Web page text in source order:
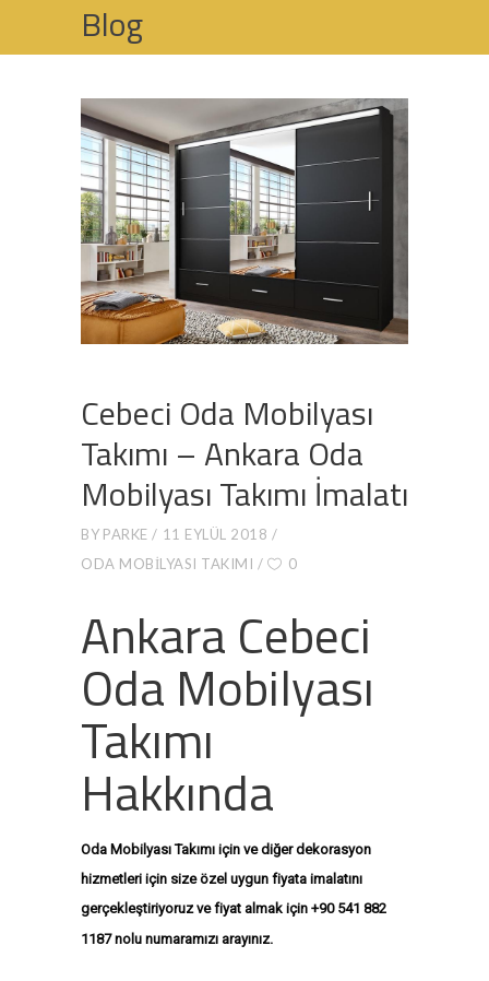
Blog
ODA MOBILYASI TAKIMI İMALATI
Cebeci Oda Mobilyası
Takımı – Ankara Oda
Mobilyası Takımı İmalatı
BY PARKE
11 EYLÜL 2018
ODA MOBILYASI TAKIMI
0
Ankara Cebeci
Oda Mobilyası
Takımı
Hakkında
Oda Mobilyası Takımı için ve diğer dekorasyon
hizmetleri için size özel uygun fiyata imalatını
gerçekleştiriyoruz ve fiyat almak için +90 541 882
1187 nolu numaramızı arayınız.